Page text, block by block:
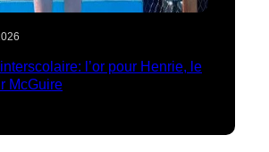
l’or pour Henrie, le
McGuire